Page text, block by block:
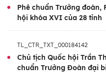
Phê chuẩn Trưởng đoàn,
hội khóa XVI của 28 tỉnh
TL_CTR_TXT_000184142
Chủ tịch Quốc hội Trần
chuẩn Trưởng Đoàn đại